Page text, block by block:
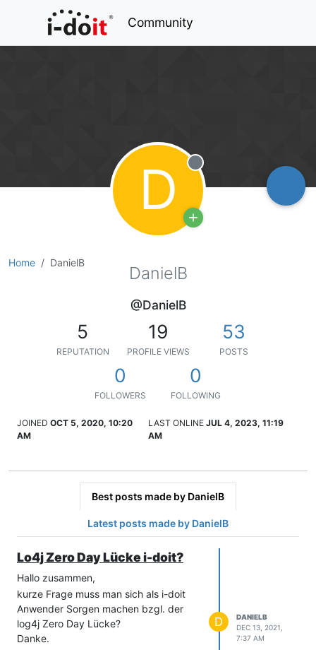
Community
D Offline
Home DanielB
DanielB
@DanielB
5
REPUTATION
19
PROFILE VIEWS
53
POSTS
0
FOLLOWERS
0
FOLLOWING
JOINED OCT 5, 2020, 10:20
AM
LAST ONLINE JUL 4, 2023, 11:19
AM
Best posts made by DanielB
Latest posts made by DanielB
Lo4j Zero Day Lücke i-doit?
Hallo zusammen,
kurze Frage muss man sich als i-doit
Anwender Sorgen machen bzgl. der
log4j Zero Day Lücke?
Danke.
D
DANIELB
DEC 13, 2021,
7:37 AM